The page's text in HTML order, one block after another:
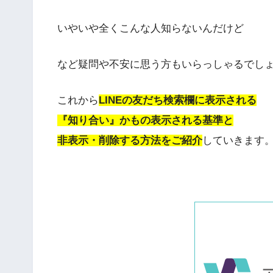
いやいや全くこんな人知らないんだけど
など疑問や不安に思う方もいらっしゃるでしょ
これからLINEの友だち検索欄に表示される
『知り合い』かもの表示される基準と
非表示・削除する方法をご紹介していきます。